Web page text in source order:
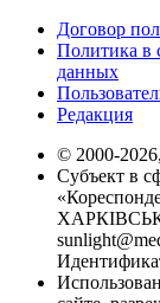
Договор
Политика в
данных
Редакция
© 2000-
Субъект в